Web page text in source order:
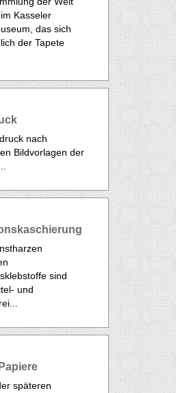
Kasseler
das sich
der Tapete
nach
Bildvorlagen der
sind
und
späteren